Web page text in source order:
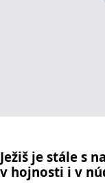
Ježiš je stále s
v hojnosti i v